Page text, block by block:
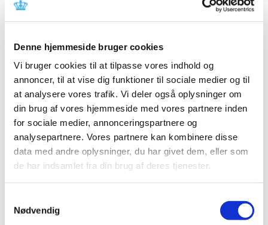
Denne hjemmeside bruger cookies
Vi bruger cookies til at tilpasse vores indhold og
annoncer, til at vise dig funktioner til sociale medier og til
at analysere vores trafik. Vi deler også oplysninger om
din brug af vores hjemmeside med vores partnere inden
for sociale medier, annonceringspartnere og
analysepartnere. Vores partnere kan kombinere disse
data med andre oplysninger, du har givet dem, eller som
de har indsamlet fra din brug af deres tjenester.
Nødvendig
2026 (84)
2025 (158)
2022 (197)
2021 (516)
2020 (263)
2019 (159)
2018 (150)
2017 (167)
december (4)